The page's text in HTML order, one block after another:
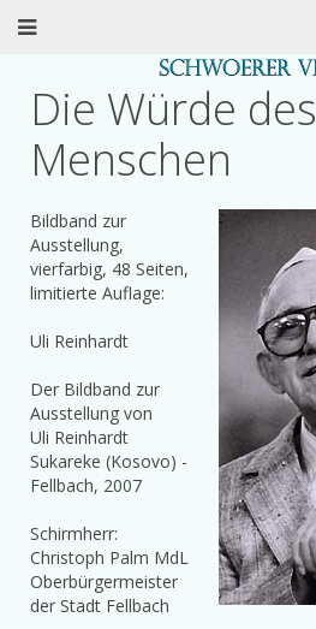
Die Würde des
Menschen
Bildband zur
Ausstellung,
vierfarbig, 48 Seiten,
limitierte Auflage:
Uli Reinhardt
Der Bildband zur
Ausstellung von
Uli Reinhardt
Sukareke (Kosovo) -
Fellbach, 2007
Schirmherr:
Christoph Palm MdL
Oberbürgermeister
der Stadt Fellbach